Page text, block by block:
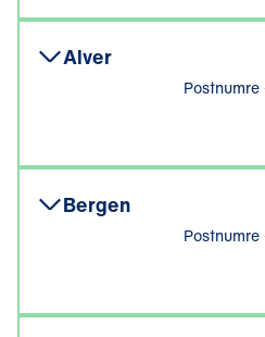
Alver
Postnumre
Bergen
Postnumre